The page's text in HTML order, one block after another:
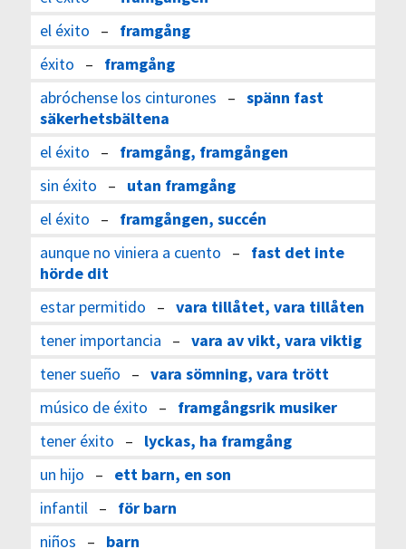
el éxito – framgång
éxito – framgång
abróchense los cinturones – spänn fast
säkerhetsbältena
el éxito – framgång, framgången
sin éxito – utan framgång
el éxito – framgången, succén
aunque no viniera a cuento – fast det inte
hörde dit
estar permitido – vara tillåtet, vara tillåten
tener importancia – vara av vikt, vara viktig
tener sueño – vara sömning, vara trött
músico de éxito – framgångsrik musiker
tener éxito – lyckas, ha framgång
un hijo – ett barn, en son
infantil– för barn
niños – barn